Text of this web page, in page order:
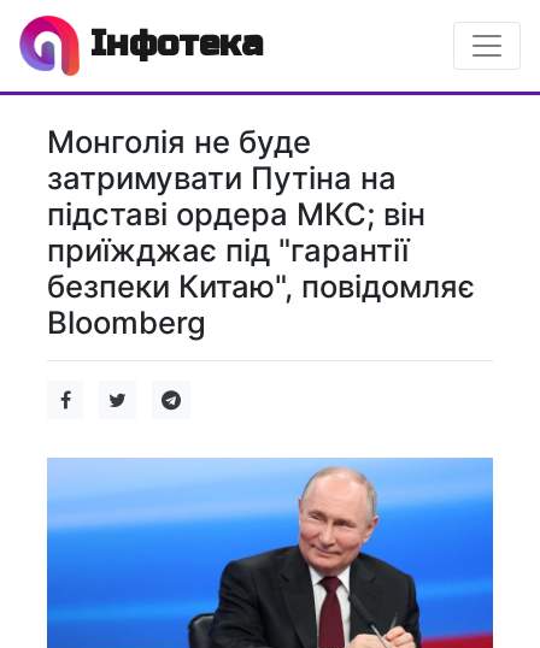
Інфотека
Монголія не буде
затримувати Путіна на
підставі ордера МКС; він
приїжджає під "гарантії
безпеки Китаю", повідомляє
Bloomberg